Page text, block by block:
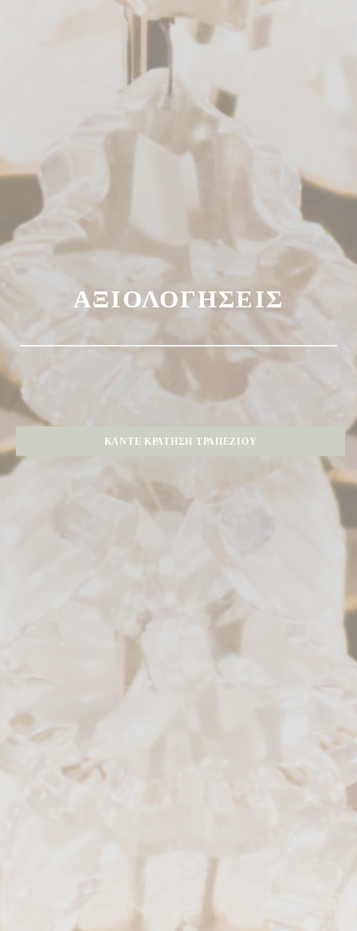
ΑΞΙΟΛΟΓΉΣΕΙΣ
ΚΆΝΤΕ ΚΡΆΤΗΣΗ ΤΡΑΠΕΖΙΟΎ